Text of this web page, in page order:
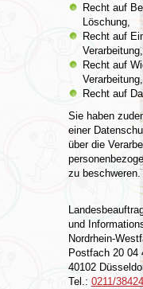
Recht auf
Löschung,
Recht auf
Verarbeitung,
Recht auf
Verarbeitung,
Recht auf
Sie haben
einer
über die
zu beschweren.
und
Nordrhein-
Postfach 20 04
40102
Tel.: 0211/